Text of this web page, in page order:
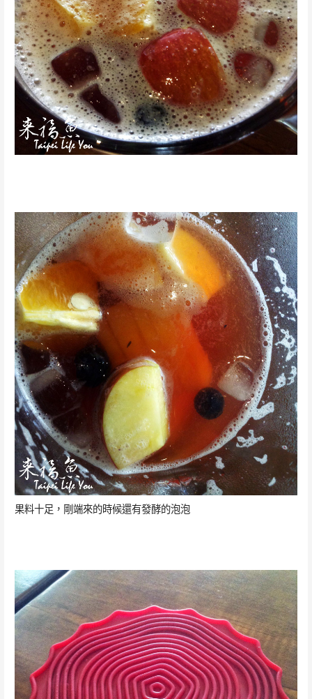
果料十足，剛端來的時候還有發酵的泡泡